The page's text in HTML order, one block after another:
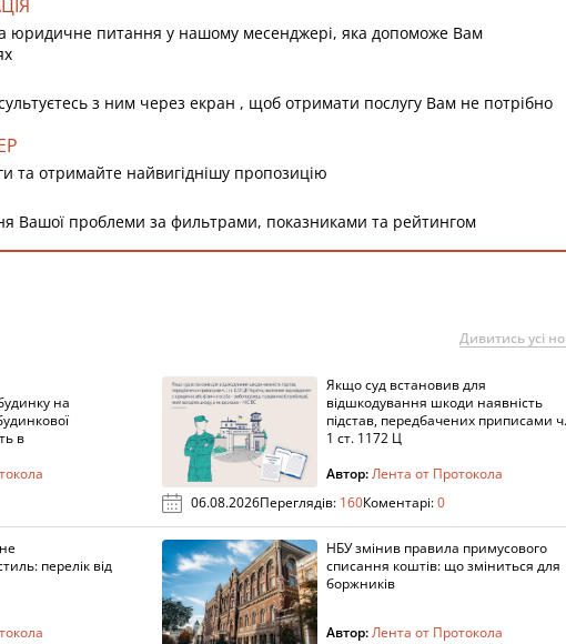
юридичне питання у нашому месенджері, яка допоможе Вам
з ним через екран , щоб отримати послугу Вам не потрібно
та отримайте найвигіднішу пропозицію
Вашої проблеми за фильтрами, показниками та рейтингом
Дивитись усі
на
в
Якщо суд встановив для
відшкодування шкоди наявність
підстав, передбачених приписами ч.
1 ст. 1172 Ц
Автор:Лента от Протокола
06.08.2026Переглядів: 160Коментарі:0
перелік від
НБУ змінив правила примусового
списання коштів: що зміниться для
боржників
Автор:Лента от Протокола